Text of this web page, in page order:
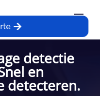
detectie
en
detecteren.